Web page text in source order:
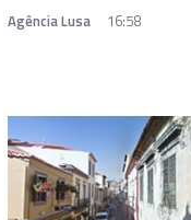
Agência Lusa 16:58